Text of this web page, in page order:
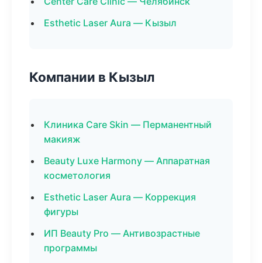
Esthetic Laser Aura — Кызыл
Компании в Кызыл
Клиника Care Skin — Перманентный
макияж
Beauty Luxe Harmony — Аппаратная
косметология
Esthetic Laser Aura — Коррекция
фигуры
ИП Beauty Pro — Антивозрастные
программы